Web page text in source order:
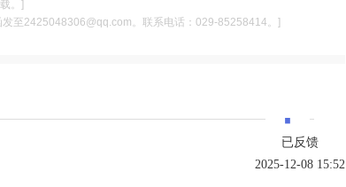
。]
至2425048306@qq.com。联系电话：029-85258414。]
·
已反馈
2025-12-08 15:52